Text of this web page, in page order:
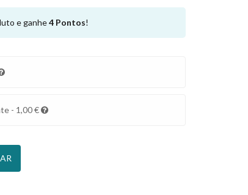
e ganhe4 Pontos!
- 1,00 €